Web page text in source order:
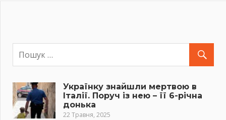
Українку знайшли мертвою в
Італії. Поруч із нею – її 6-річна
донька
22 Травня, 2025